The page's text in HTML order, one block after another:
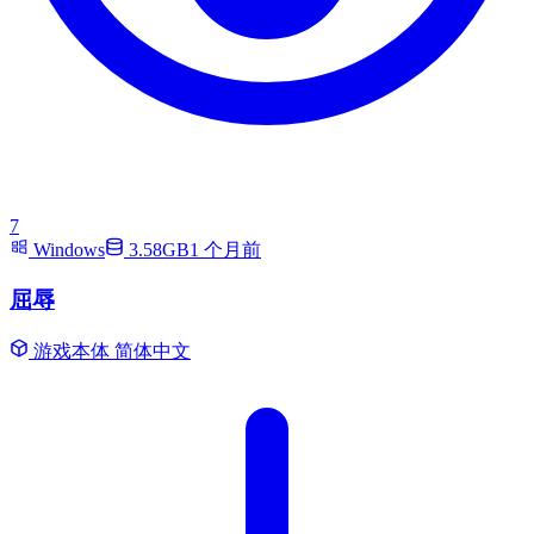
7
Windows
3.58GB1 个月前
屈辱
游戏本体 简体中文